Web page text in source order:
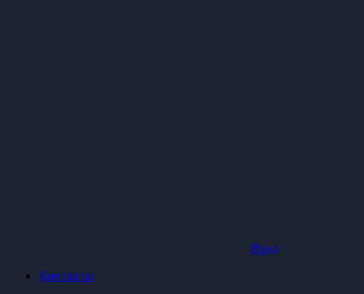
Вход
Контакты